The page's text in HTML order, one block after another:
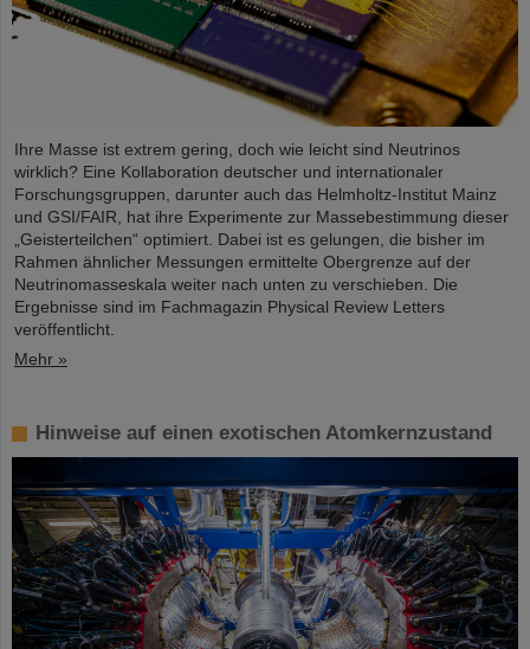
Ihre Masse ist extrem gering, doch wie leicht sind Neutrinos
wirklich? Eine Kollaboration deutscher und internationaler
Forschungsgruppen, darunter auch das Helmholtz-Institut Mainz
und GSI/FAIR, hat ihre Experimente zur Massebestimmung dieser
„Geisterteilchen“ optimiert. Dabei ist es gelungen, die bisher im
Rahmen ähnlicher Messungen ermittelte Obergrenze auf der
Neutrinomasseskala weiter nach unten zu verschieben. Die
Ergebnisse sind im Fachmagazin Physical Review Letters
veröffentlicht.
Mehr »
Hinweise auf einen exotischen Atomkernzustand